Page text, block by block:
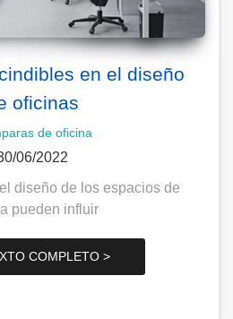
en el diseño
oficinas
de oficina
06/2022
diseño de los espacios de
pueden influir
COMPLETO >